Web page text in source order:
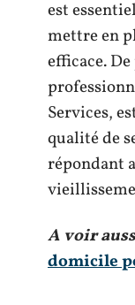
est
mettre en
efficace.
Services,
qualité de
répondant
A voir
domicile